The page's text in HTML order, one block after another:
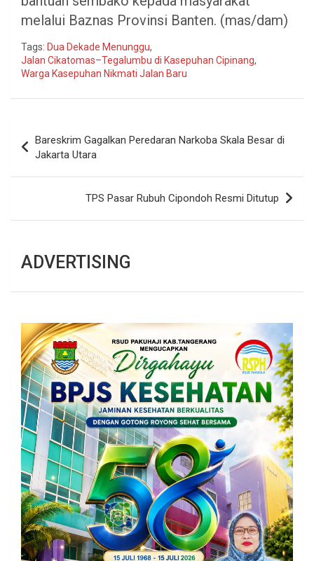
melalui Baznas Provinsi Banten. (mas/dam)
Tags: Dua Dekade Menunggu,
Jalan Cikatomas–Tegalumbu di Kasepuhan Cipinang,
Warga Kasepuhan Nikmati Jalan Baru
pos
Bareskrim Gagalkan Peredaran Narkoba Skala Besar di
Jakarta Utara
TPS Pasar Rubuh Cipondoh Resmi Ditutup
ADVERTISING